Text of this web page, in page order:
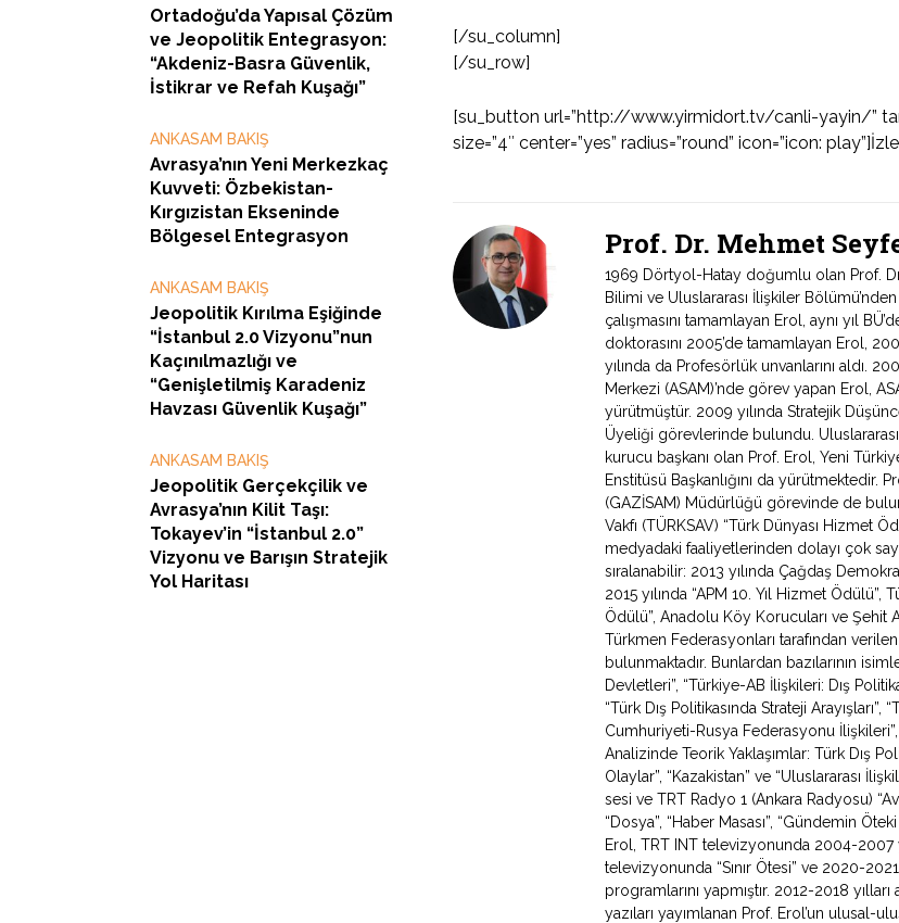
Ortadoğu’da Yapısal Çözüm
ve Jeopolitik Entegrasyon:
“Akdeniz-Basra Güvenlik,
İstikrar ve Refah Kuşağı”
ANKASAM BAKIŞ
Avrasya’nın Yeni Merkezkaç
Kuvveti: Özbekistan-
Kırgızistan Ekseninde
Bölgesel Entegrasyon
ANKASAM BAKIŞ
Jeopolitik Kırılma Eşiğinde
“İstanbul 2.0 Vizyonu”nun
Kaçınılmazlığı ve
“Genişletilmiş Karadeniz
Havzası Güvenlik Kuşağı”
ANKASAM BAKIŞ
Jeopolitik Gerçekçilik ve
Avrasya’nın Kilit Taşı:
Tokayev’in “İstanbul 2.0”
Vizyonu ve Barışın Stratejik
Yol Haritası
[/su_column]
[/su_row]
[su_button url=”http://www.yirmidort.tv/canli-yayin/”
size=”4″ center=”yes” radius=”round” icon=”icon:
Prof. Dr. Mehmet
1969 Dörtyol-Hatay doğumlu olan Prof.
Bilimi ve Uluslararası İlişkiler
çalışmasını tamamlayan Erol, aynı yıl
doktorasını 2005’de tamamlayan Erol,
yılında da Profesörlük unvanlarını aldı.
Merkezi (ASAM)’nde görev yapan Erol,
yürütmüştür. 2009 yılında Stratejik
Üyeliği görevlerinde bulundu. Uluslararası
kurucu başkanı olan Prof. Erol, Yeni
Enstitüsü Başkanlığını da yürütmektedir.
(GAZİSAM) Müdürlüğü görevinde de
Vakfı (TÜRKSAV) “Türk Dünyası Hizmet
medyadaki faaliyetlerinden dolayı çok
sıralanabilir: 2013 yılında Çağdaş
2015 yılında “APM 10. Yıl Hizmet Ödülü”,
Ödülü”, Anadolu Köy Korucuları ve
Türkmen Federasyonları tarafından
bulunmaktadır. Bunlardan bazılarının
Devletleri”, “Türkiye-AB İlişkileri: Dış
“Türk Dış Politikasında Strateji Arayışları”,
Cumhuriyeti-Rusya Federasyonu İlişkileri”,
Analizinde Teorik Yaklaşımlar: Türk Dış
Olaylar”, “Kazakistan” ve “Uluslararası
sesi ve TRT Radyo 1 (Ankara Radyosu)
“Dosya”, “Haber Masası”, “Gündemin
Erol, TRT INT televizyonunda 2004-2007
televizyonunda “Sınır Ötesi” ve 2020-
programlarını yapmıştır. 2012-2018
yazıları yayımlanan Prof. Erol’un ulusal-